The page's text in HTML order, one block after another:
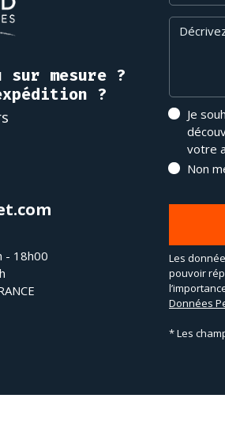
mesure ?
?
- 18h00
Message
Je
votre
Non
Les
pouvoir
Données
* Les